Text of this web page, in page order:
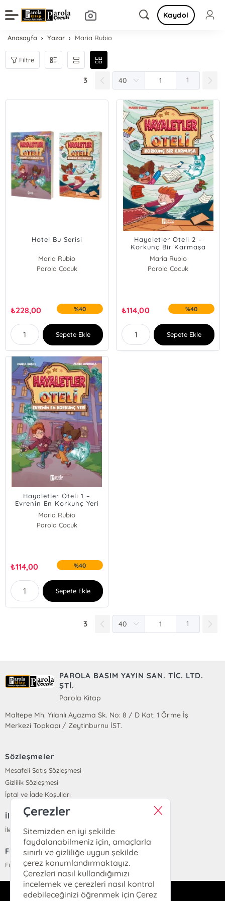
Kaydol
Anasayfa Yazar Maria Rubio
Filtre
3 1
Hotel Bu Serisi
Maria Rubio
Parola Çocuk
₺228,00 %40
Sepete Ekle
Hayaletler Oteli 2 –
Korkunç Bir Karmaşa
Maria Rubio
Parola Çocuk
₺114,00 %40
Sepete Ekle
Hayaletler Oteli 1 –
Evrenin En Korkunç Yeri
Maria Rubio
Parola Çocuk
₺114,00 %40
Sepete Ekle
3 1
PAROLA BASIM YAYIN SAN. TİC. LTD.
ŞTİ.
Parola Kitap
Maltepe Mh. Yılanlı Ayazma Sk. No: 8 / D Kat: 1 Örme İş
Merkezi Topkapı / Zeytinburnu İST.
Sözleşmeler
Mesafeli Satış Sözleşmesi
Gizlilik Sözleşmesi
İptal ve İade Koşulları
İletişim
İletişim
Fiyat Listesi
Fiyat Listesi
info@parolakitap.com
Çerezler
Sitemizden en iyi şekilde
faydalanabilmeniz için, amaçlarla
sınırlı ve gizliliğe uygun şekilde
çerez konumlandırmaktayız.
Çerezleri nasıl kullandığımızı
incelemek ve çerezleri nasıl kontrol
edebileceğinizi öğrenmek için Çerez